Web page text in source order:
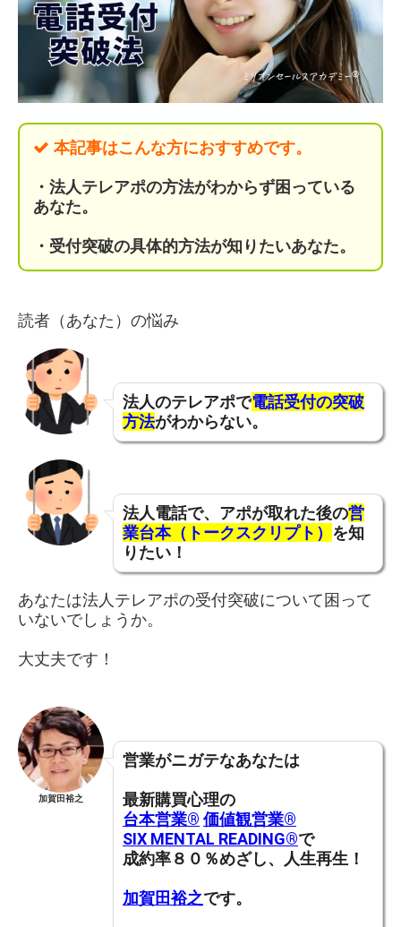
本記事はこんな方におすすめです。
・法人テレアポの方法がわからず困っている
あなた。
・受付突破の具体的方法が知りたいあなた。
読者（あなた）の悩み
法人のテレアポで電話受付の突破
方法がわからない。
法人電話で、アポが取れた後の営
業台本（ トークスクリプト） を知
りたい！
あなたは法人テレアポの受付突破について困って
いないでしょうか。
大丈夫です！
加賀田裕之
営業がニガテなあなたは
最新購買心理の
台本営業®︎ 価値観営業®︎
SIX MENTAL READING®︎で
成約率８０％めざし、人生再生！
加賀田裕之です。